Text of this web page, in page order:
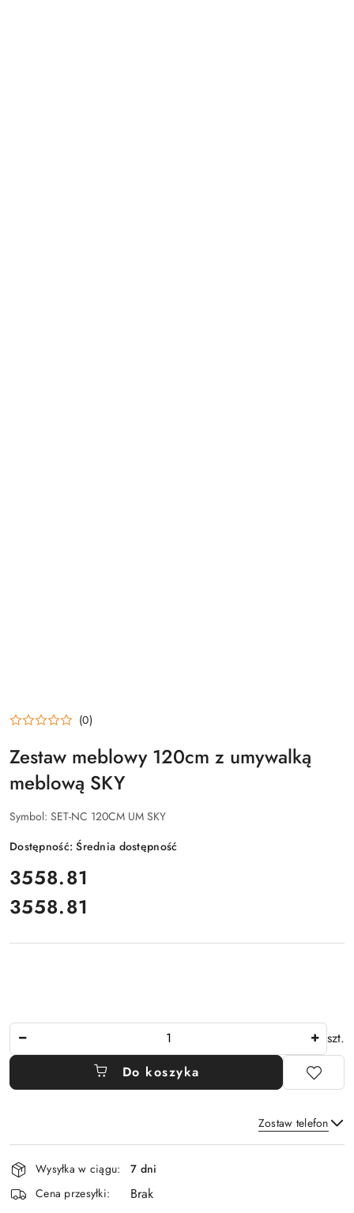
(0)
Zestaw meblowy 120cm z umywalką
meblową SKY
Symbol: SET-NC 120CM UM SKY
Dostępność:Średnia dostępność
cena:
3558.81
Cena:
3558.81
szt.
Do koszyka
Zostaw telefon
Dostępność
i
dostawa
Wysyłka w ciągu:
7 dni
Cena przesyłki:
Brak